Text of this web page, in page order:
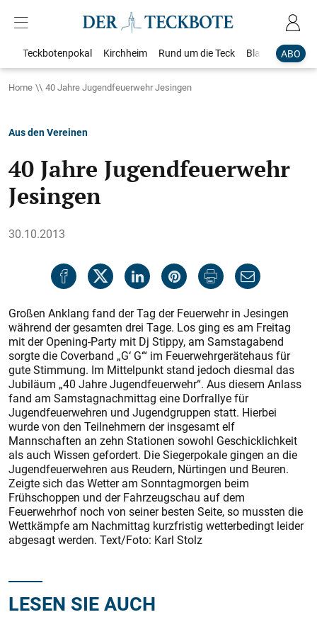
ABO
Teckbotenpokal Kirchheim Rund um die Teck Blaulicht
Home 40 Jahre Jugendfeuerwehr Jesingen
Aus den Vereinen
40 Jahre Jugendfeuerwehr
Jesingen
30.10.2013
Großen Anklang fand der Tag der Feuerwehr in Jesingen
während der gesamten drei Tage. Los ging es am Freitag
mit der Opening-Party mit Dj Stippy, am Samstagabend
sorgte die Coverband „G‘ G‘“ im Feuerwehrgerätehaus für
gute Stimmung. Im Mittelpunkt stand jedoch diesmal das
Jubiläum „40 Jahre Jugendfeuerwehr“. Aus diesem Anlass
fand am Samstagnachmittag eine Dorfrallye für
Jugendfeuerwehren und Jugendgruppen statt. Hierbei
wurde von den Teilnehmern der insgesamt elf
Mannschaften an zehn Stationen sowohl Geschicklichkeit
als auch Wissen gefordert. Die Siegerpokale gingen an die
Jugendfeuerwehren aus Reudern, Nürtingen und Beuren.
Zeigte sich das Wetter am Sonntagmorgen beim
Frühschoppen und der Fahrzeugschau auf dem
Feuerwehrhof noch von seiner besten Seite, so mussten die
Wettkämpfe am Nachmittag kurzfristig wetterbedingt leider
abgesagt werden. Text/Foto: Karl Stolz
LESEN SIE AUCH